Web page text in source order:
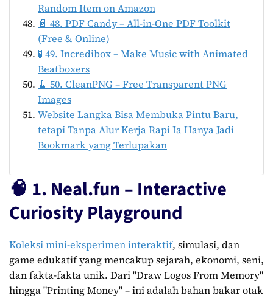
Random Item on Amazon
📄 48. PDF Candy – All-in-One PDF Toolkit
(Free & Online)
🧪 49. Incredibox – Make Music with Animated
Beatboxers
🧹 50. CleanPNG – Free Transparent PNG
Images
Website Langka Bisa Membuka Pintu Baru,
tetapi Tanpa Alur Kerja Rapi Ia Hanya Jadi
Bookmark yang Terlupakan
🧠 1. Neal.fun – Interactive
Curiosity Playground
Koleksi mini-eksperimen interaktif, simulasi, dan
game edukatif yang mencakup sejarah, ekonomi, seni,
dan fakta-fakta unik. Dari "Draw Logos From Memory"
hingga "Printing Money" – ini adalah bahan bakar otak